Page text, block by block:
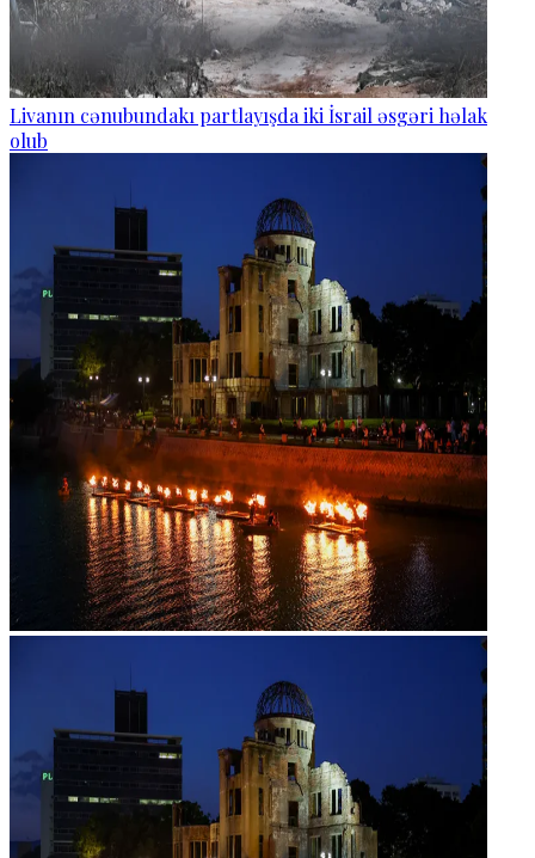
Livanın cənubundakı partlayışda iki İsrail əsgəri həlak
olub